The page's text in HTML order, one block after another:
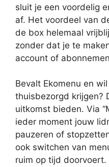
sluit je een voordelig
af. Het voordeel van
de box helemaal
zonder dat je te
account of
Bevalt Ekomenu en
thuisbezorgd krijgen?
uitkomst bieden. Via
ieder moment jouw
pauzeren of
ook switchen van
ruim op tijd